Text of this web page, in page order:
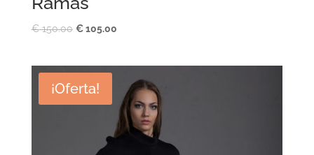
€150.00 El
era:
€ 150.00.
€105.00El
€ 105.00.
¡Oferta!